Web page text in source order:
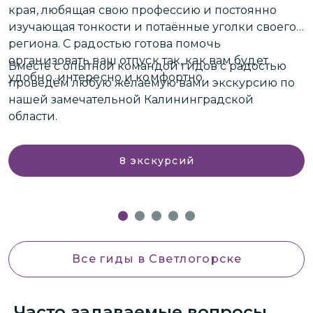
края, любящая свою профессию и постоянно
изучающая тонкости и потаённые уголки своего
региона. С радостью готова помочь
организовать ваш отпуск так, как вам будет
удобно, интересно и комфортно.
Вместе с опытной командой гидов с радостью
проведём любую желаемую вами экскурсию по
нашей замечательной Калининградской
области.
8 экскурсий
Все гиды в Светлогорске